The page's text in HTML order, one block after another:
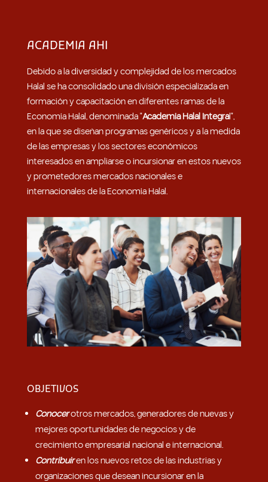
ACADEMIA AHI
Debido a la diversidad y complejidad de los mercados
Halal se ha consolidado una división especializada en
formación y capacitación en diferentes ramas de la
Economía Halal, denominada "Academia Halal Integral",
en la que se diseñan programas genéricos y a la medida
de las empresas y los sectores económicos
interesados en ampliarse o incursionar en estos nuevos
y prometedores mercados nacionales e
internacionales de la Economía Halal.
OBJETIVOS
Conocerotros mercados, generadores de nuevas y
mejores oportunidades de negocios y de
crecimiento empresarial nacional e internacional.
Contribuiren los nuevos retos de las industrias y
organizaciones que desean incursionar en la